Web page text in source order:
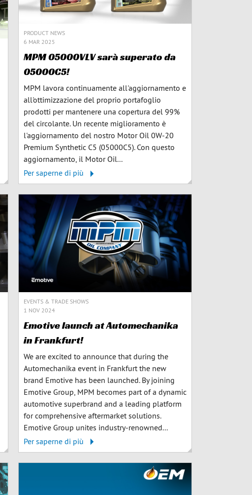
PRODUCT NEWS
6 MAR 2025
MPM 05000VLV sarà superato da
05000C5!
MPM lavora continuamente all'aggiornamento e
all'ottimizzazione del proprio portafoglio
prodotti per mantenere una copertura del 99%
del circolante. Un recente miglioramento è
l'aggiornamento del nostro Motor Oil 0W-20
Premium Synthetic C5 (05000C5). Con questo
aggiornamento, il Motor Oil...
Per saperne di più
EVENTS & TRADE SHOWS
1 NOV 2024
Emotive launch at Automechanika
in Frankfurt!
We are excited to announce that during the
Automechanika event in Frankfurt the new
brand Emotive has been launched. By joining
Emotive Group, MPM becomes part of a dynamic
automotive superbrand and a leading platform
for comprehensive aftermarket solutions.
Emotive Group unites industry-renowned...
Per saperne di più